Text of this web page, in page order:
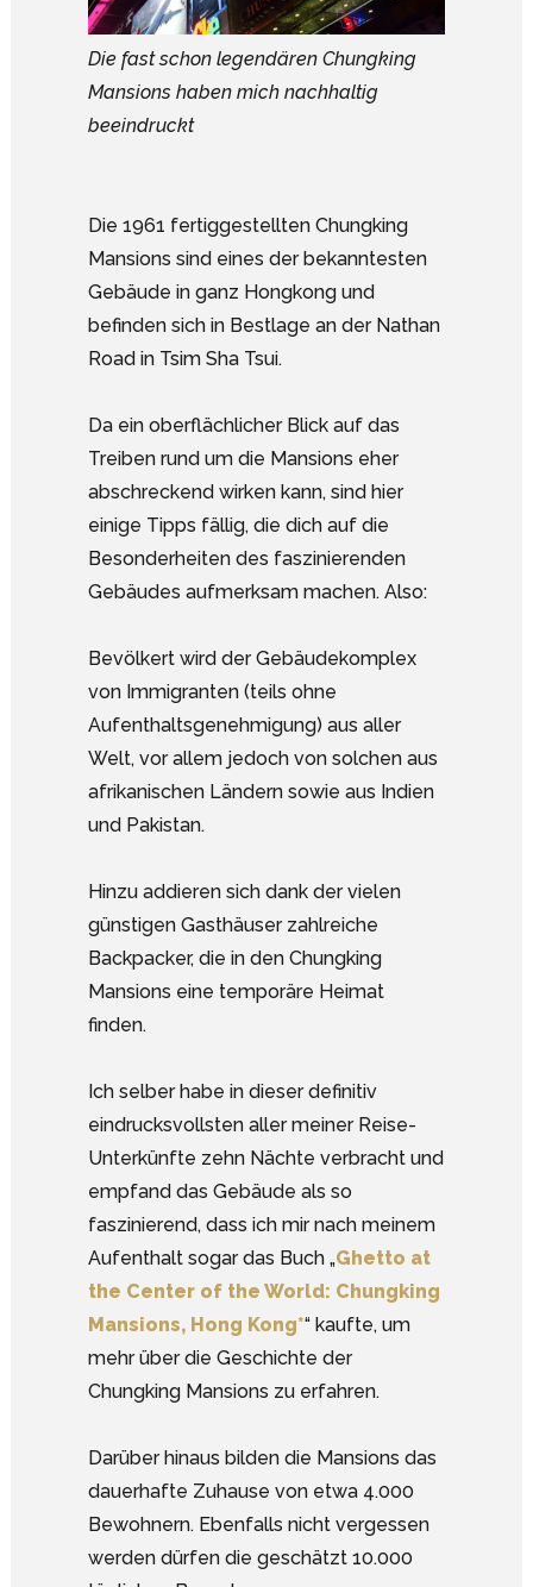
Die fast schon legendären Chungking
Mansions haben mich nachhaltig
beeindruckt
Die 1961 fertiggestellten Chungking
Mansions sind eines der bekanntesten
Gebäude in ganz Hongkong und
befinden sich in Bestlage an der Nathan
Road in Tsim Sha Tsui.
Da ein oberflächlicher Blick auf das
Treiben rund um die Mansions eher
abschreckend wirken kann, sind hier
einige Tipps fällig, die dich auf die
Besonderheiten des faszinierenden
Gebäudes aufmerksam machen. Also:
Bevölkert wird der Gebäudekomplex
von Immigranten (teils ohne
Aufenthaltsgenehmigung) aus aller
Welt, vor allem jedoch von solchen aus
afrikanischen Ländern sowie aus Indien
und Pakistan.
Hinzu addieren sich dank der vielen
günstigen Gasthäuser zahlreiche
Backpacker, die in den Chungking
Mansions eine temporäre Heimat
finden.
Ich selber habe in dieser definitiv
eindrucksvollsten aller meiner Reise-
Unterkünfte zehn Nächte verbracht und
empfand das Gebäude als so
faszinierend, dass ich mir nach meinem
Aufenthalt sogar das Buch „Ghetto at
the Center of the World: Chungking
Mansions, Hong Kong*“ kaufte, um
mehr über die Geschichte der
Chungking Mansions zu erfahren.
Darüber hinaus bilden die Mansions das
dauerhafte Zuhause von etwa 4.000
Bewohnern. Ebenfalls nicht vergessen
werden dürfen die geschätzt 10.000